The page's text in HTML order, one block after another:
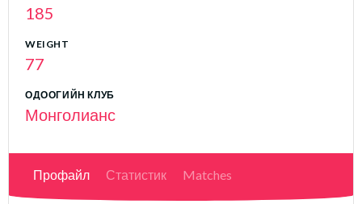
185
WEIGHT
77
ОДООГИЙН КЛУБ
Монголианс
Профайл Статистик Matches